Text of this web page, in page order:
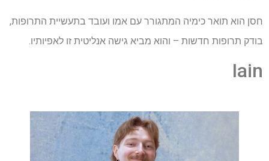
חסן הוא תואר כימיה המתגורר עם אמו ועובד בתעשיית התרופות,
בודק תרופות חדשות – והוא מביא גישה אנליטית זו לאפיותיו.
Iain